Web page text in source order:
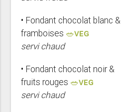
• Fondant chocolat blanc &
framboises 🥗VEG
servi chaud
• Fondant chocolat noir &
fruits rouges 🥗VEG
servi chaud